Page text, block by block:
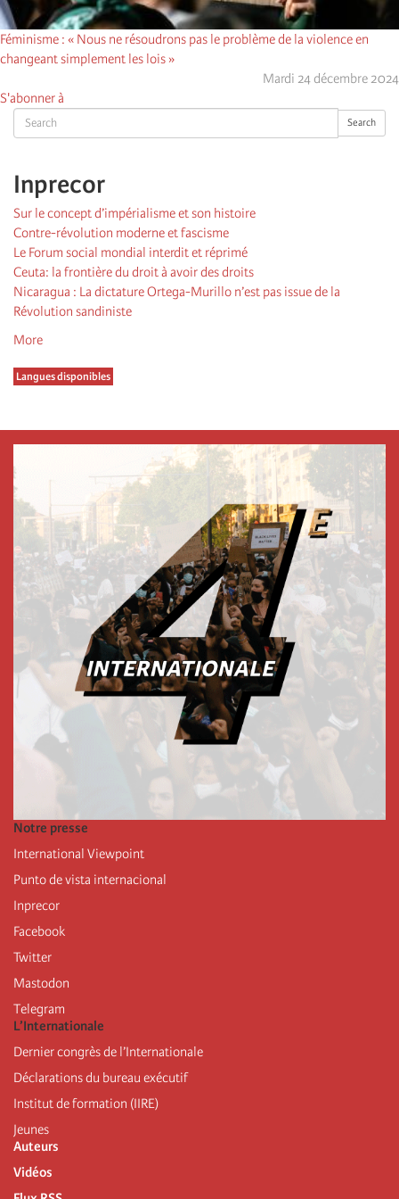
Search Search
Inprecor
Sur le concept d’impérialisme et son histoire
Contre-révolution moderne et fascisme
Le Forum social mondial interdit et réprimé
Ceuta: la frontière du droit à avoir des droits
Nicaragua : La dictature Ortega-Murillo n’est pas issue de la
Révolution sandiniste
More
Langues disponibles
Féminisme : « Nous ne résoudrons pas le problème de la violence en
changeant simplement les lois »
Mardi 24 décembre 2024
S'abonner à
Notre presse
International Viewpoint
Punto de vista internacional
Inprecor
Facebook
Twitter
Mastodon
Telegram
L’Internationale
Dernier congrès de l’Internationale
Déclarations du bureau exécutif
Institut de formation (IIRE)
Jeunes
Auteurs
Vidéos